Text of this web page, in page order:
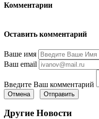
Комментарии
Оставить комментарий
Ваше имя
Ваш email
Введите Ваш комментарий
Отмена Отправить
Другие Новости